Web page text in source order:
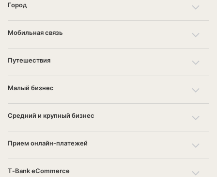
Город
Мобильная связь
Путешествия
Малый бизнес
Средний и крупный бизнес
Прием онлайн‑платежей
T‑Bank eCommerce